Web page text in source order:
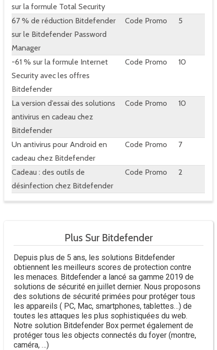
sur la formule Total Security
67 % de réduction Bitdefender
sur le Bitdefender Password
Manager
Code Promo 5
-61 % sur la formule Internet
Security avec les offres
Bitdefender
Code Promo 10
La version d’essai des solutions
antivirus en cadeau chez
Bitdefender
Code Promo 10
Un antivirus pour Android en
cadeau chez Bitdefender
Code Promo 7
Cadeau : des outils de
désinfection chez Bitdefender
Code Promo 2
Plus Sur Bitdefender
Depuis plus de 5 ans, les solutions Bitdefender
obtiennent les meilleurs scores de protection contre
les menaces. Bitdefender a lancé sa gamme 2019 de
solutions de sécurité en juillet dernier. Nous proposons
des solutions de sécurité primées pour protéger tous
les appareils ( PC, Mac, smartphones, tablettes…) de
toutes les attaques les plus sophistiquées du web.
Notre solution Bitdefender Box permet également de
protéger tous les objects connectés du foyer (montre,
caméra, …)